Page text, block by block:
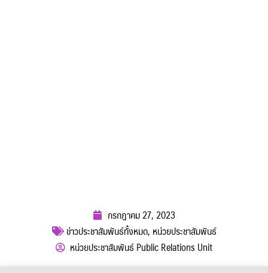
กรกฎาคม 27, 2023
ข่าวประชาสัมพันธ์ทั้งหมด, หน่วยประชาสัมพันธ์
หน่วยประชาสัมพันธ์ Public Relations Unit